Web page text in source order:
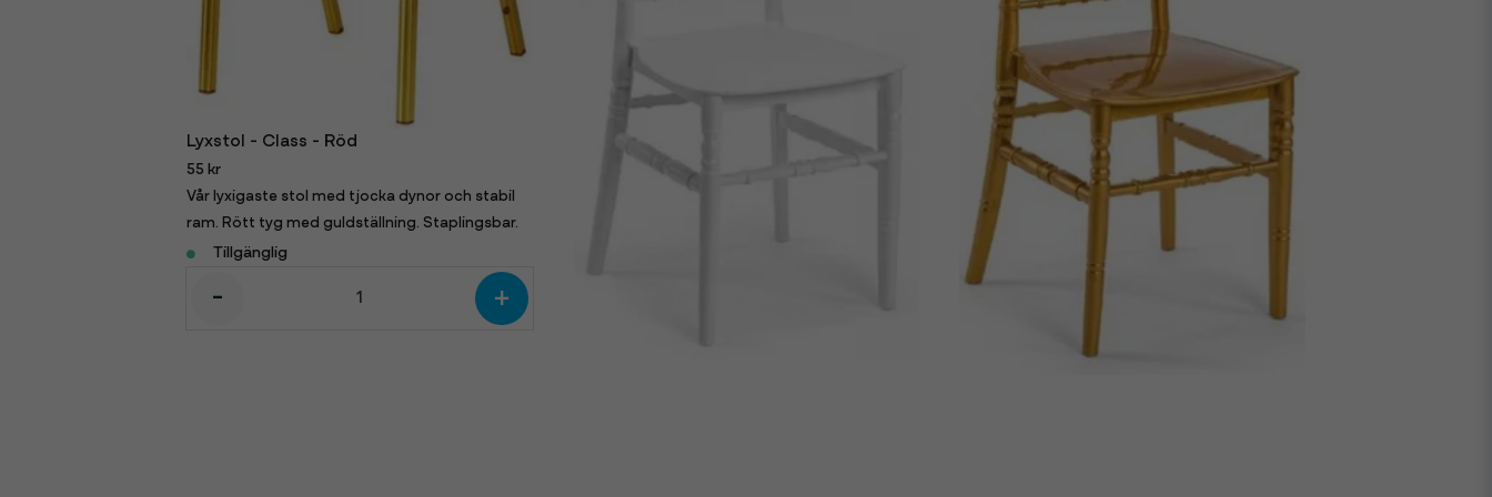
Lyxstol - Class - Röd
55 kr
Vår lyxigaste stol med tjocka dynor och stabil
ram. Rött tyg med guldställning. Staplingsbar.
Tillgänglig
- +